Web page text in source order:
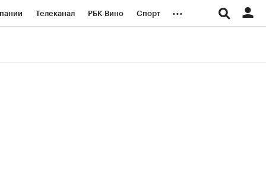
Телеканал РБК Вино Спорт ...